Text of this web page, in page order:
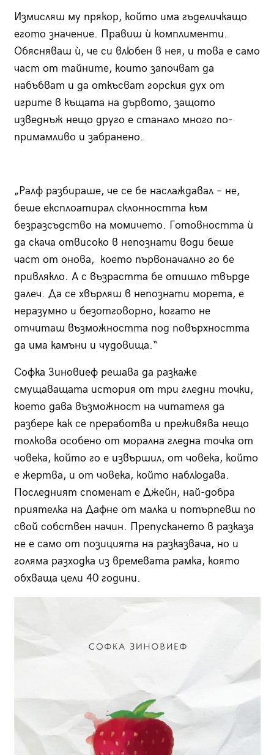
Измисляш му прякор, който има гъделичкащо
егото значение. Правиш ѝ комплименти.
Обясняваш ѝ, че си влюбен в нея, и това е само
част от тайните, които започват да
набъбват и да откъсват горския дух от
игрите в къщата на дървото, защото
изведнъж нещо друго е станало много по-
примамливо и забранено.
„Ралф разбираше, че се бе наслаждавал – не,
беше експлоатирал склонността към
безразсъдство на момичето. Готовността ѝ
да скача отвисоко в непознати води беше
част от онова, което първоначално го бе
привлякло. А с възрастта бе отишло твърде
далеч. Да се хвърляш в непознати морета, е
неразумно и безотговорно, когато не
отчиташ възможността под повърхността
да има камъни и чудовища.“
Софка Зиновиеф решава да разкаже
смущаващата история от три гледни точки,
което дава възможност на читателя да
разбере как се преработва и преживява нещо
толкова особено от морална гледна точка от
човека, който го е извършил, от човека, който
е жертва, и от човека, който наблюдава.
Последният споменат е Джейн, най-добра
приятелка на Дафне от малка и потърпевш по
свой собствен начин. Препускането в разказа
не е само от позицията на разказвача, но и
голяма разходка из времевата рамка, която
обхваща цели 40 години.